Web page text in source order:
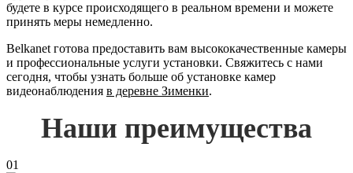
будете в курсе происходящего в реальном времени и можете
принять меры немедленно.
Belkanet готова предоставить вам высококачественные камеры
и профессиональные услуги установки. Свяжитесь с нами
сегодня, чтобы узнать больше об установке камер
видеонаблюдения в деревне Зименки.
Наши преимущества
01